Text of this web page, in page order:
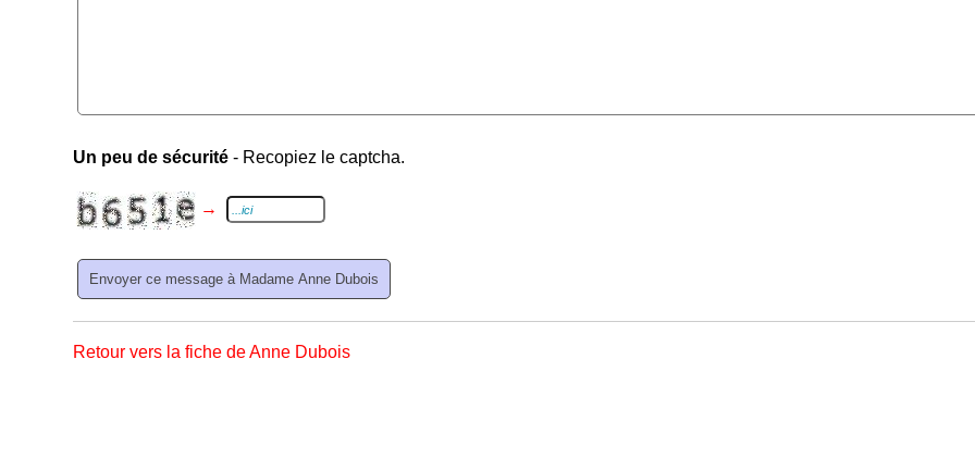
Un peu de sécurité - Recopiez le captcha.
→
Retour vers la fiche de Anne Dubois